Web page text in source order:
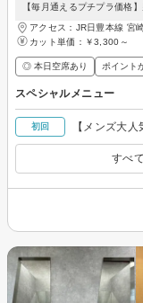
【毎月通えるプチプラ価格
アクセス：JR日豊本線 宮
カット単価： ￥3,300～
◎ 本日空席あり ポイント
スペシャルメニュー
初回 【メンズ大
すべ